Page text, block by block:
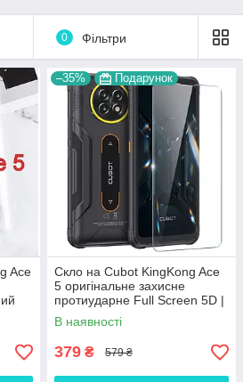
0 Фільтри
Ace
–35% Подарунок
Скло на Cubot KingKong Ace
5 оригінальне захисне
протиударне Full Screen 5D |
9H | 2.5D | Nano - покриття
"HYPER"
В наявності
379 ₴ 579 ₴